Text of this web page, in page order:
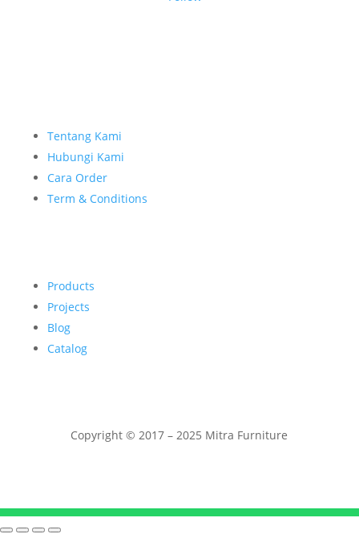
Tentang Kami
Hubungi Kami
Cara Order
Term & Conditions
Products
Projects
Blog
Catalog
Copyright © 2017 – 2025 Mitra Furniture
Telepon